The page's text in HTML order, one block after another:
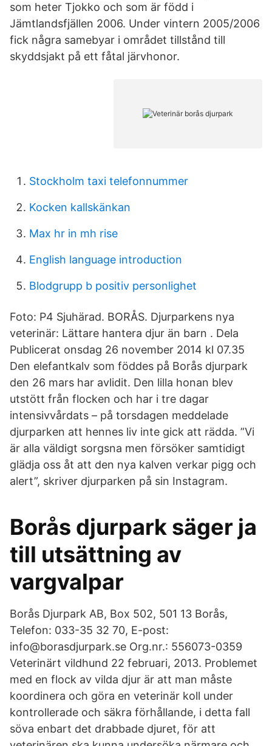
som heter Tjokko och som är född i
Jämtlandsfjällen 2006. Under vintern 2005/2006
fick några samebyar i området tillstånd till
skyddsjakt på ett fåtal järvhonor.
Stockholm taxi telefonnummer
Kocken kallskänkan
Max hr in mh rise
English language introduction
Blodgrupp b positiv personlighet
Foto: P4 Sjuhärad. BORÅS. Djurparkens nya
veterinär: Lättare hantera djur än barn . Dela
Publicerat onsdag 26 november 2014 kl 07.35
Den elefantkalv som föddes på Borås djurpark
den 26 mars har avlidit. Den lilla honan blev
utstött från flocken och har i tre dagar
intensivvårdats – på torsdagen meddelade
djurparken att hennes liv inte gick att rädda. ”Vi
är alla väldigt sorgsna men försöker samtidigt
glädja oss åt att den nya kalven verkar pigg och
alert”, skriver djurparken på sin Instagram.
Borås djurpark säger ja
till utsättning av
vargvalpar
Borås Djurpark AB, Box 502, 501 13 Borås,
Telefon: 033-35 32 70, E-post:
info@borasdjurpark.se Org.nr.: 556073-0359
Veterinärt vildhund 22 februari, 2013. Problemet
med en flock av vilda djur är att man måste
koordinera och göra en veterinär koll under
kontrollerade och säkra förhållande, i detta fall
söva enbart det drabbade djuret, för att